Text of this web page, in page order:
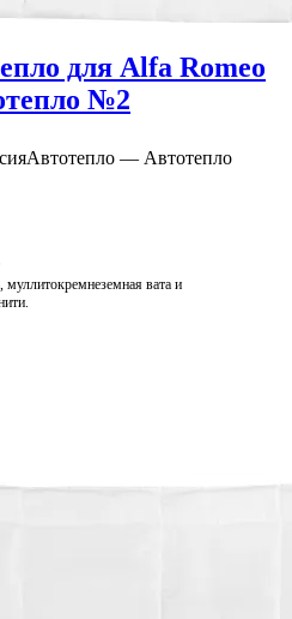
для Alfa Romeo
№2
Автотепло — Автотепло
муллитокремнеземная вата и